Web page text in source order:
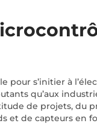
pour s’initier à
qu’aux
de projets, du
et de capteurs en